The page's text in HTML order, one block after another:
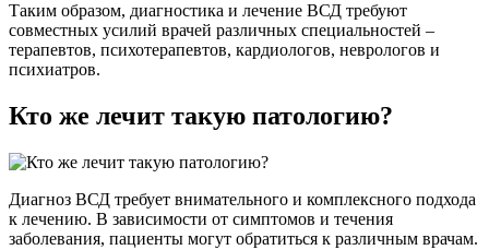
Таким образом, диагностика и лечение ВСД требуют
совместных усилий врачей различных специальностей –
терапевтов, психотерапевтов, кардиологов, неврологов и
психиатров.
Кто же лечит такую патологию?
Диагноз ВСД требует внимательного и комплексного подхода
к лечению. В зависимости от симптомов и течения
заболевания, пациенты могут обратиться к различным врачам.